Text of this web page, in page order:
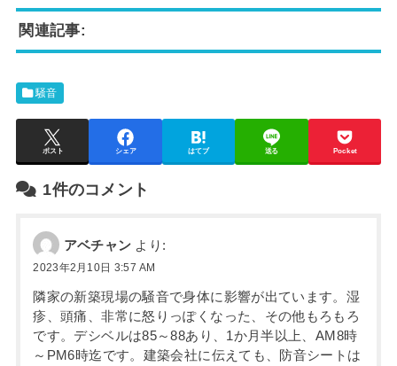
関連記事:
騒音
ポスト シェア はてブ 送る Pocket
1件のコメント
アベチャン より:
2023年2月10日 3:57 AM
隣家の新築現場の騒音で身体に影響が出ています。湿
疹、頭痛、非常に怒りっぽくなった、その他もろもろ
です。デシベルは85～88あり、1か月半以上、AM8時
～PM6時迄です。建築会社に伝えても、防音シートは